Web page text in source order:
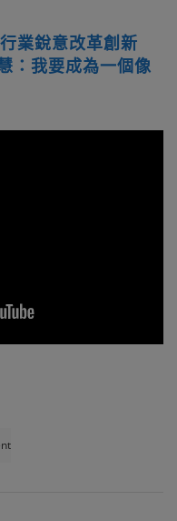
業銳意改革創新
：我要成為一個像